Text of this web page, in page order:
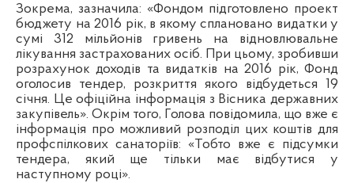
Зокрема, зазначила: «Фондом підготовлено проект
бюджету на 2016 рік, в якому сплановано видатки у
сумі 312 мільйонів гривень на відновлювальне
лікування застрахованих осіб. При цьому, зробивши
розрахунок доходів та видатків на 2016 рік, Фонд
оголосив тендер, розкриття якого відбудеться 19
січня. Це офіційна інформація з Вісника державних
закупівель». Окрім того, Голова повідомила, що вже є
інформація про можливий розподіл цих коштів для
профспілкових санаторіїв: «Тобто вже є підсумки
тендера, який ще тільки має відбутися у
наступному році».